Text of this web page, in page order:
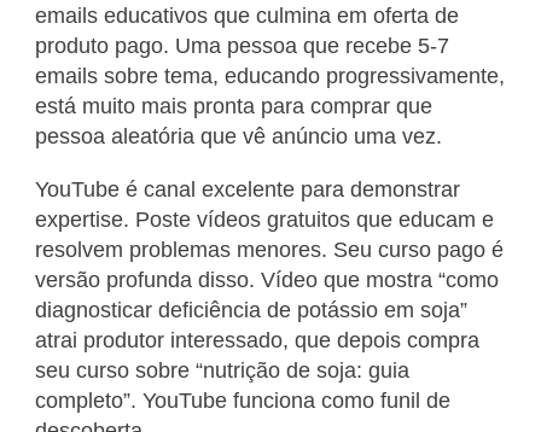
emails educativos que culmina em oferta de
produto pago. Uma pessoa que recebe 5-7
emails sobre tema, educando progressivamente,
está muito mais pronta para comprar que
pessoa aleatória que vê anúncio uma vez.
YouTube é canal excelente para demonstrar
expertise. Poste vídeos gratuitos que educam e
resolvem problemas menores. Seu curso pago é
versão profunda disso. Vídeo que mostra “como
diagnosticar deficiência de potássio em soja”
atrai produtor interessado, que depois compra
seu curso sobre “nutrição de soja: guia
completo”. YouTube funciona como funil de